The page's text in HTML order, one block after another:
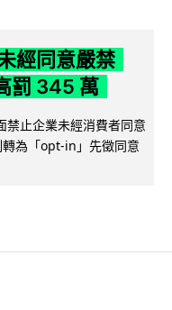
經同意嚴禁
罰 345 萬
禁止企業未經消費者同意
為「opt-in」先徵同意